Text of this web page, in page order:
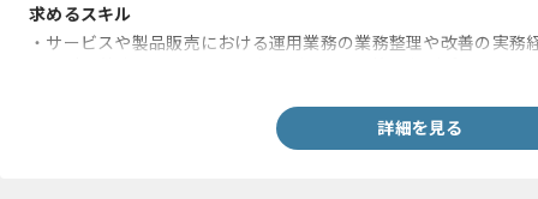
求めるスキル
・サービスや製品販売における運用業務の業務整理や改善の実務
詳細を見る